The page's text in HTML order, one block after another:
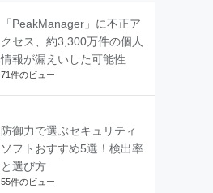
「PeakManager」に不正ア
クセス、約3,300万件の個人
情報が漏えいした可能性
71件のビュー
防御力で選ぶセキュリティ
ソフトおすすめ5選！検出率
と選び方
55件のビュー